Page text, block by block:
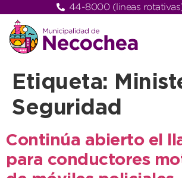
44-8000 (lineas
Etiqueta:
Seguridad
Continúa abierto el
para conductores